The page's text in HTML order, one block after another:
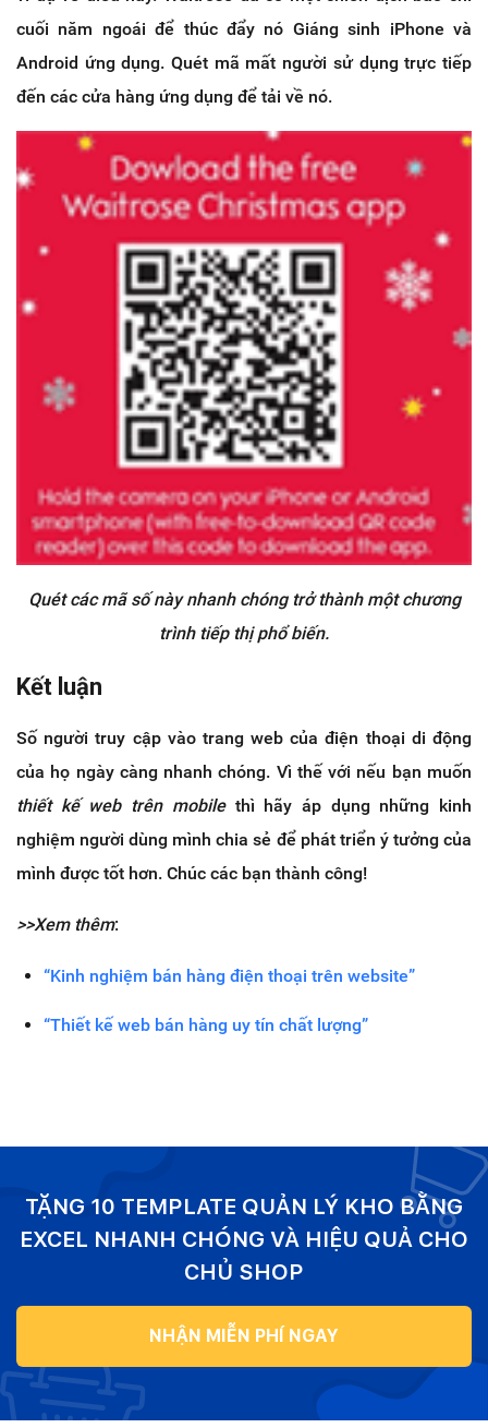
cuối năm ngoái để thúc đẩy nó Giáng sinh iPhone và
Android ứng dụng. Quét mã mất người sử dụng trực tiếp
đến các cửa hàng ứng dụng để tải về nó.
Quét các mã số này nhanh chóng trở thành một chương
trình tiếp thị phổ biến.
Kết luận
Số người truy cập vào trang web của điện thoại di động
của họ ngày càng nhanh chóng. Vì thế với nếu bạn muốn
thiết kế web trên mobilethì hãy áp dụng những kinh
nghiệm người dùng mình chia sẻ để phát triển ý tưởng của
mình được tốt hơn. Chúc các bạn thành công!
>>Xem thêm:
“Kinh nghiệm bán hàng điện thoại trên website”
“Thiết kế web bán hàng uy tín chất lượng”
TẶNG 10 TEMPLATE QUẢN LÝ KHO BẰNG
EXCEL NHANH CHÓNG VÀ HIỆU QUẢ CHO
CHỦ SHOP
NHẬN MIỄN PHÍ NGAY